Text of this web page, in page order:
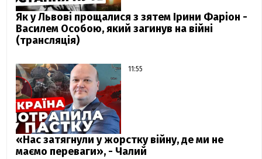
Як у Львові прощалися з зятем Ірини Фаріон -
Василем Особою, який загинув на війні
(трансляція)
11:55
«Нас затягнули у жорстку війну, де ми не
маємо переваги», - Чалий